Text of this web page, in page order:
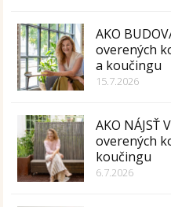
AKO
overených
a koučingu
15.7.2026
AKO NÁJSŤ
overených
koučingu
6.7.2026